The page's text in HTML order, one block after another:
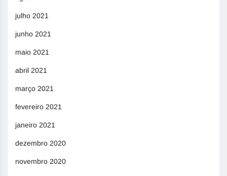
julho 2021
junho 2021
maio 2021
abril 2021
março 2021
fevereiro 2021
janeiro 2021
dezembro 2020
novembro 2020